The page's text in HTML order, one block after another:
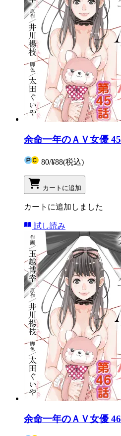
余命一年のＡＶ女優 45
80/¥88(税込)
カートに追加
カートに追加しました
試し読み
余命一年のＡＶ女優 46